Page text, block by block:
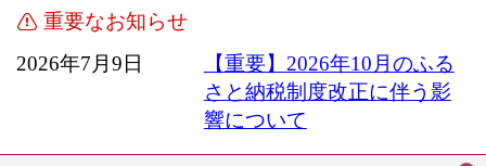
重要なお知らせ
2026年7月9日
【重要】2026年10月のふる
さと納税制度改正に伴う影
響について